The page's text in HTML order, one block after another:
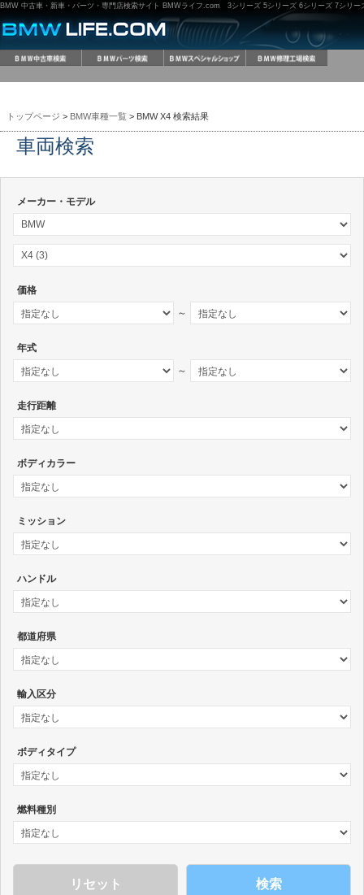
BMW 中古車・新車・パーツ・専門店検索サイト BMWライフ.com 3シリーズ 5シリーズ 6シリーズ 7シリ
トップページ > BMW車種一覧 > BMW X4 検索結果
車両検索
メーカー・モデル
価格
～
年式
～
走行距離
ボディカラー
ミッション
ハンドル
都道府県
輸入区分
ボディタイプ
燃料種別
検索